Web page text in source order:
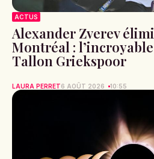
ACTUS
Alexander Zverev
Montréal :
Tallon Griekspoor
LAURA PERRET6 AOÛT 2026 10:55